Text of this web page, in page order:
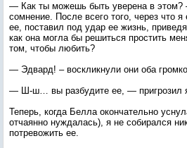
— Как ты можешь быть уверена в этом?
сомнение. После всего того, через что
ее, поставил под удар ее жизнь,
как она могла бы решиться простить
том, чтобы любить?
— Эдвард! – воскликнули они оба
— Ш-ш… вы разбудите ее, — пригрозил
Теперь, когда Белла окончательно
отчаянно нуждалась), я не собирался
потревожить ее.